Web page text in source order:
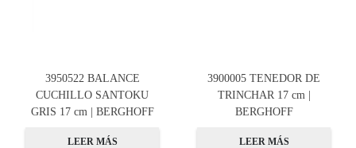
3950522 BALANCE
CUCHILLO SANTOKU
GRIS 17 cm | BERGHOFF
LEER MÁS
3900005 TENEDOR DE
TRINCHAR 17 cm |
BERGHOFF
LEER MÁS